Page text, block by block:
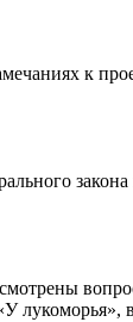
к
лукоморья»,